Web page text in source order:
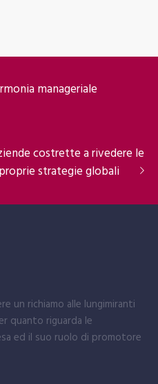
manageriale
costrette a rivedere le
proprie strategie globali
un richiamo alle lungimiranti
quanto riguarda le
ed il suo ruolo di promotore